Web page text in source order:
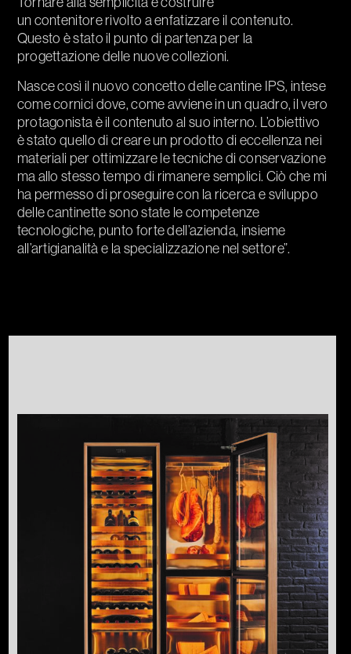
un contenitore rivolto a enfatizzare il contenuto.
Questo è stato il punto di partenza per la
progettazione delle nuove collezioni.
Nasce così il nuovo concetto delle cantine IPS, intese
come cornici dove, come avviene in un quadro, il vero
protagonista è il contenuto al suo interno. L’obiettivo
è stato quello di creare un prodotto di eccellenza nei
materiali per ottimizzare le tecniche di conservazione
ma allo stesso tempo di rimanere semplici. Ciò che mi
ha permesso di proseguire con la ricerca e sviluppo
delle cantinette sono state le competenze
tecnologiche, punto forte dell’azienda, insieme
all’artigianalità e la specializzazione nel settore”.